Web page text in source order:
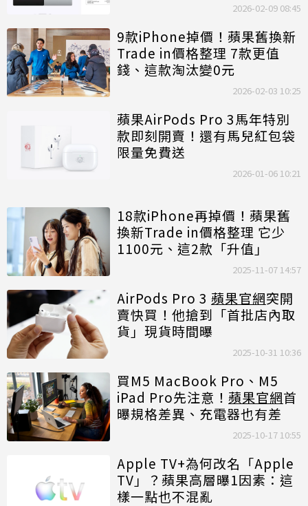
2026-02-09 08:45
9款iPhone掉價！蘋果舊換新
Trade in價格整理 7款更值
錢、這款淘汰變0元
2026-02-03 10:25
蘋果AirPods Pro 3馬年特別
款即刻開賣！還有馬兒紅包袋
限量免費送
2026-01-06 10:21
18款iPhone再掉價！蘋果舊
換新Trade in價格整理 它少
1100元、這2款「升值」
2025-11-07 14:57
AirPods Pro 3 蘋果官網突開
賣快買！他搶到「首批店內取
貨」現貨時間曝
2025-10-31 10:36
買M5 MacBook Pro、M5
iPad Pro先注意！ 蘋果官網首
曝規格差異、充電器也有差
2025-10-17 10:55
Apple TV+為何改名「Apple
TV」？蘋果高層曝1因素：這
樣一點也不混亂